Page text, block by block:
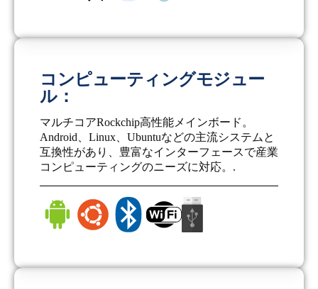
コンピューティングモジュー
ル：
マルチコアRockchip高性能メインボード。
Android、Linux、Ubuntuなどの主流システムと
互換性があり、豊富なインターフェースで産業
コンピューティングのニーズに対応。.